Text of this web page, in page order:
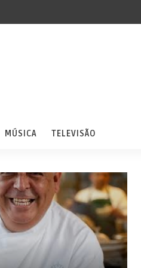
MÚSICA TELEVISÃO